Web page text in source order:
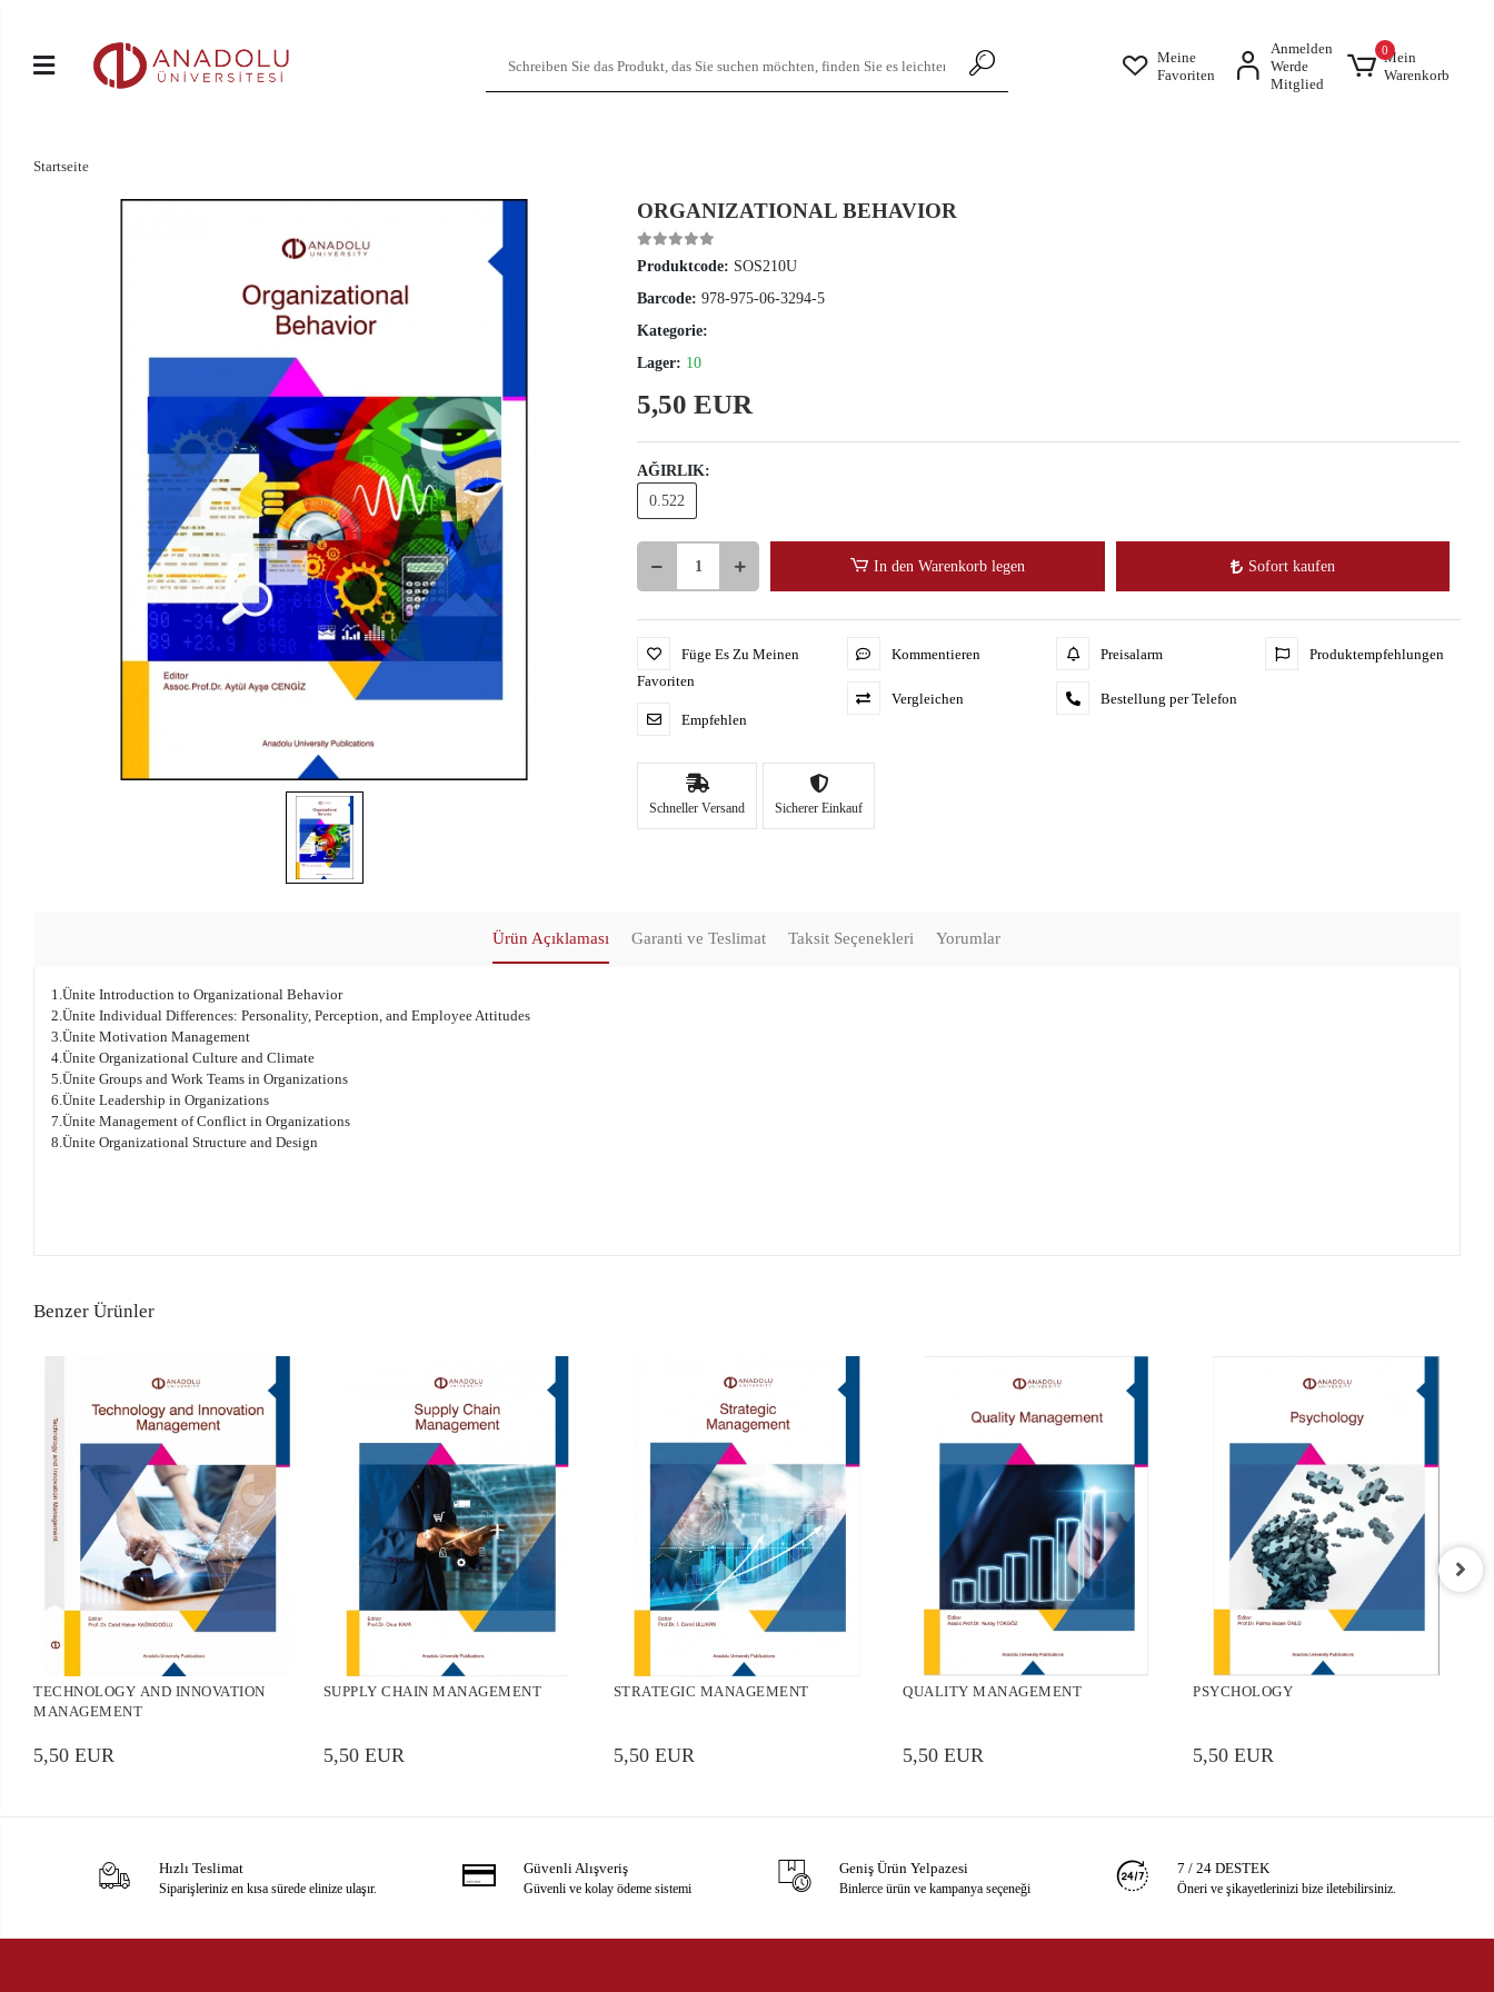
Meine
Favoriten
Anmelden
Werde
Mitglied
0Mein
Warenkorb
Startseite
ORGANIZATIONAL BEHAVIOR
Produktcode: SOS210U
Barcode:978-975-06-3294-5
Kategorie:
Lager: 10
5,50 EUR
AĞIRLIK:
0.522
In den Warenkorb legen Sofort kaufen
Füge Es Zu Meinen
Favoriten
Empfehlen
Kommentieren
Vergleichen
Preisalarm
Bestellung per Telefon
Produktempfehlungen
Schneller Versand Sicherer Einkauf
Ürün Açıklaması Garanti ve Teslimat Taksit Seçenekleri Yorumlar
1.Ünite Introduction to Organizational Behavior
2.Ünite Individual Differences: Personality, Perception, and Employee Attitudes
3.Ünite Motivation Management
4.Ünite Organizational Culture and Climate
5.Ünite Groups and Work Teams in Organizations
6.Ünite Leadership in Organizations
7.Ünite Management of Conflict in Organizations
8.Ünite Organizational Structure and Design
Benzer Ürünler
TECHNOLOGY AND INNOVATION
MANAGEMENT
5,50 EUR
SUPPLY CHAIN MANAGEMENT
5,50 EUR
STRATEGIC MANAGEMENT
5,50 EUR
QUALITY MANAGEMENT
5,50 EUR
PSYCHOLOGY
5,50 EUR
Hızlı Teslimat
Siparişleriniz en kısa sürede elinize ulaşır.
Güvenli Alışveriş
Güvenli ve kolay ödeme sistemi
Geniş Ürün Yelpazesi
Binlerce ürün ve kampanya seçeneği
7 / 24 DESTEK
Öneri ve şikayetlerinizi bize iletebilirsiniz.